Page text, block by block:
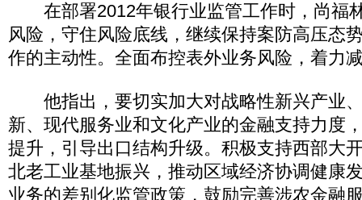
在部署2012年银行业监管工作时，尚福
风险，守住风险底线，继续保持案防高压态
作的主动性。全面布控表外业务风险，着力
他指出，要切实加大对战略性新兴产业
新、现代服务业和文化产业的金融支持力度
提升，引导出口结构升级。积极支持西部大
北老工业基地振兴，推动区域经济协调健康
业务的差别化监管政策，鼓励完善涉农金融